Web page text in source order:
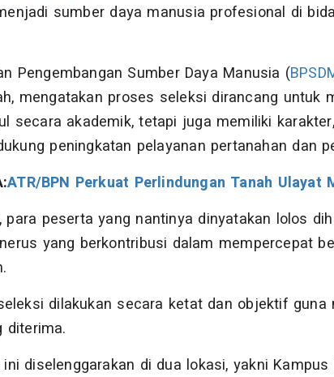
sumber daya manusia profesional di
Pengembangan Sumber Daya Manusia (
mengatakan proses seleksi dirancang untuk
secara akademik, tetapi juga memiliki
peningkatan pelayanan pertanahan dan
ATR/BPN Perkuat Perlindungan Tanah
para peserta yang nantinya dinyatakan lolos
yang berkontribusi dalam mempercepat
dilakukan secara ketat dan objektif
diterima.
ini diselenggarakan di dua lokasi, yakni